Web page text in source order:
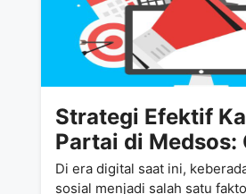
Strategi Efektif
Partai di Medsos:
Maksimalkan
Di era digital saat ini,
sosial menjadi salah satu